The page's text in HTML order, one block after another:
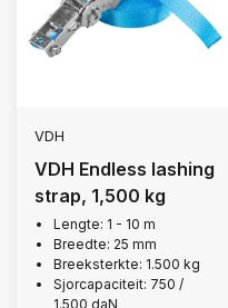
VDH
VDH Endless lashing
strap, 1,500 kg
Lengte: 1 - 10 m
Breedte: 25 mm
Breeksterkte: 1.500 kg
Sjorcapaciteit: 750 /
1.500 daN